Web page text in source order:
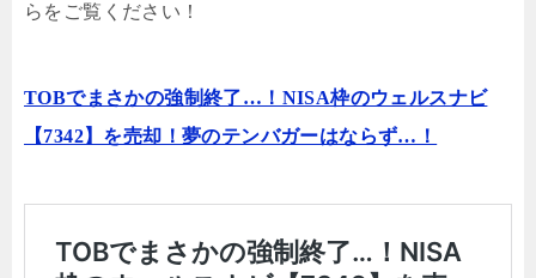
らをご覧ください！
TOBでまさかの強制終了…！NISA枠のウェルスナビ
【7342】を売却！夢のテンバガーはならず…！